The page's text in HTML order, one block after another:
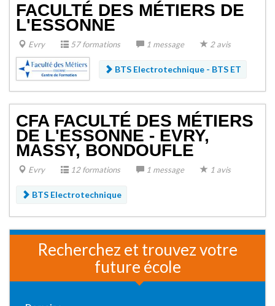
FACULTÉ DES MÉTIERS DE
L'ESSONNE
Evry 57 formations 1 message 2 avis
BTS Electrotechnique - BTS ET
CFA FACULTÉ DES MÉTIERS
DE L'ESSONNE - EVRY,
MASSY, BONDOUFLE
Evry 12 formations 1 message 1 avis
BTS Electrotechnique
Recherchez et trouvez votre
future école